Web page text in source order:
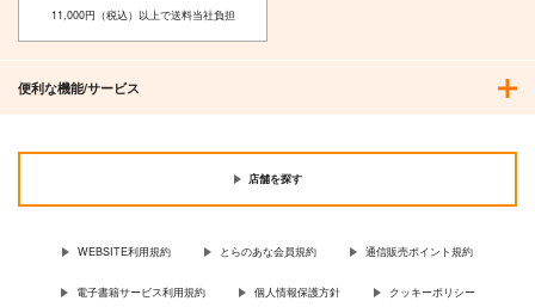
11,000円（税込）以上で送料当社負担
便利な機能/サービス
店舗を探す
WEBSITE利用規約 とらのあな会員規約 通信販売ポイント規約
電子書籍サービス利用規約 個人情報保護方針 クッキーポリシー